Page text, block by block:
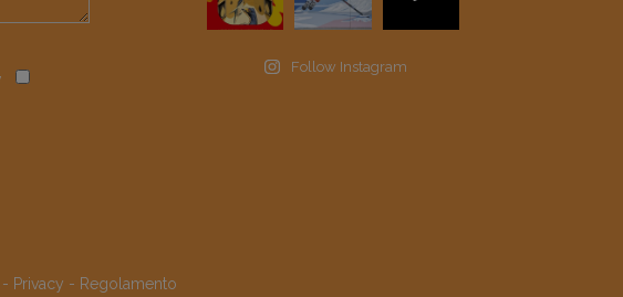
Follow Instagram
Privacy - Regolamento